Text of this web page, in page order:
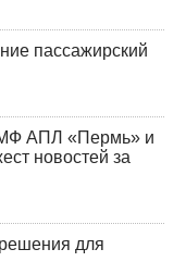
пассажирский
АПЛ «Пермь» и
новостей за
для